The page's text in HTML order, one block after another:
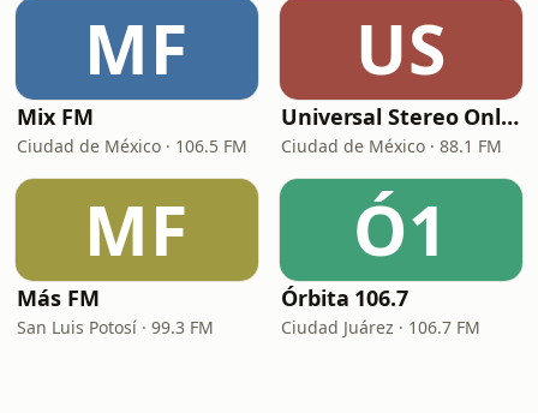
MF
Mix FM
Ciudad de México · 106.5 FM
US
Universal Stereo Online
Ciudad de México · 88.1 FM
MF
Más FM
San Luis Potosí · 99.3 FM
Ó1
Órbita 106.7
Ciudad Juárez · 106.7 FM